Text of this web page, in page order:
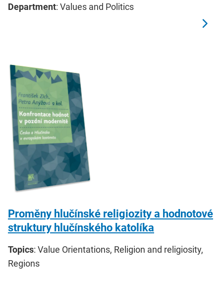
Department: Values and Politics
Proměny hlučínské religiozity a hodnotové
struktury hlučínského katolíka
Topics: Value Orientations, Religion and religiosity,
Regions